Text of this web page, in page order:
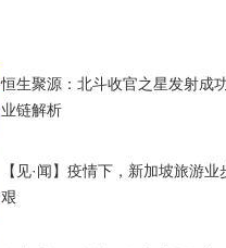
恒生聚源：北斗收官之星发射成
业链解析
【见·闻】疫情下，新加坡旅游业
艰